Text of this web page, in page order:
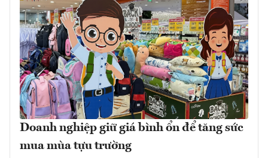
Doanh nghiệp giữ giá bình ổn để tăng sức
mua mùa tựu trường